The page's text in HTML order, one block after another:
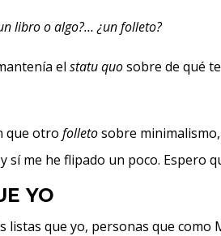
libro o algo?… ¿un folleto?
elstatu quosobre de qué
que otro folletosobre
me he flipado un poco. Espero
YO
listas que yo, personas que como